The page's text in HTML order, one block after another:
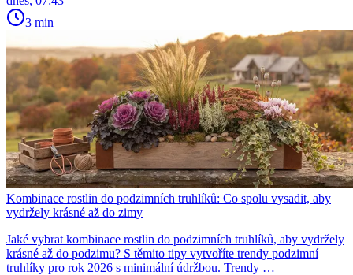
3 min
Kombinace rostlin do podzimních truhlíků: Co spolu vysadit, aby
vydržely krásné až do zimy
Jaké vybrat kombinace rostlin do podzimních truhlíků, aby vydržely
krásné až do podzimu? S těmito tipy vytvoříte trendy podzimní
truhlíky pro rok 2026 s minimální údržbou. Trendy …